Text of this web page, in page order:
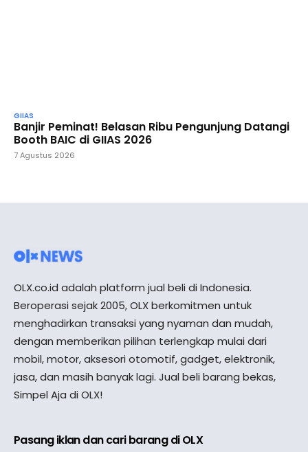
GIIAS
Banjir Peminat! Belasan Ribu Pengunjung Datangi
Booth BAIC di GIIAS 2026
7 Agustus 2026
OLX.co.id adalah platform jual beli di Indonesia.
Beroperasi sejak 2005, OLX berkomitmen untuk
menghadirkan transaksi yang nyaman dan mudah,
dengan memberikan pilihan terlengkap mulai dari
mobil, motor, aksesori otomotif, gadget, elektronik,
jasa, dan masih banyak lagi. Jual beli barang bekas,
Simpel Aja di OLX!
Pasang iklan dan cari barang di OLX